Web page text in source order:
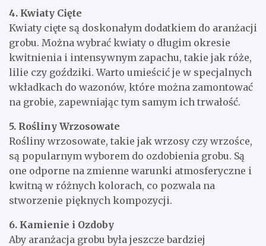
4. Kwiaty Cięte
Kwiaty cięte są doskonałym dodatkiem do aranżacji
grobu. Można wybrać kwiaty o długim okresie
kwitnienia i intensywnym zapachu, takie jak róże,
lilie czy goździki. Warto umieścić je w specjalnych
wkładkach do wazonów, które można zamontować
na grobie, zapewniając tym samym ich trwałość.
5. Rośliny Wrzosowate
Rośliny wrzosowate, takie jak wrzosy czy wrzośce,
są popularnym wyborem do ozdobienia grobu. Są
one odporne na zmienne warunki atmosferyczne i
kwitną w różnych kolorach, co pozwala na
stworzenie pięknych kompozycji.
6. Kamienie i Ozdoby
Aby aranżacja grobu była jeszcze bardziej